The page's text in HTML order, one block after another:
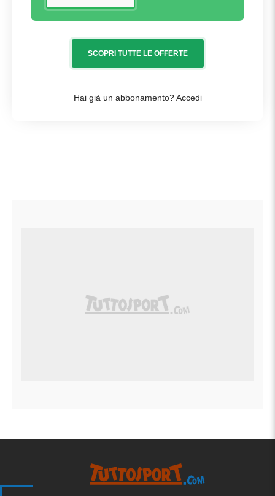
SCOPRI TUTTE LE OFFERTE
Hai già un abbonamento?Accedi